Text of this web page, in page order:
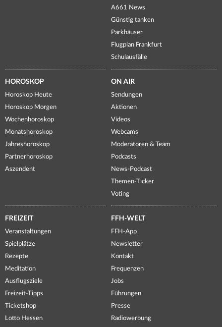
A661 News
Günstig tanken
Parkhäuser
Flugplan Frankfurt
Schulausfälle
HOROSKOP
Horoskop Heute
Horoskop Morgen
Wochenhoroskop
Monatshoroskop
Jahreshoroskop
Partnerhoroskop
Aszendent
ON AIR
Sendungen
Aktionen
Videos
Webcams
Moderatoren & Team
Podcasts
News-Podcast
Themen-Ticker
Voting
FREIZEIT
Veranstaltungen
Spielplätze
Rezepte
Meditation
Ausflugsziele
Freizeit-Tipps
Ticketshop
Lotto Hessen
FFH-WELT
FFH-App
Newsletter
Kontakt
Frequenzen
Jobs
Führungen
Presse
Radiowerbung